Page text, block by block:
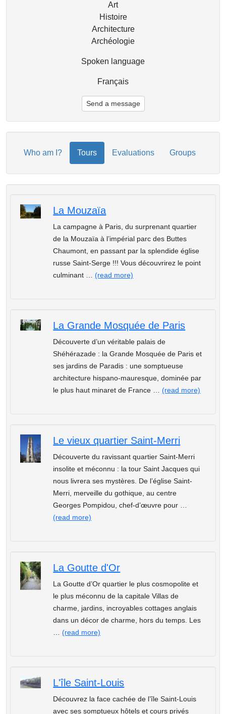
Art
Histoire
Architecture
Archéologie
Spoken language
Français
Send a message
Who am I? Tours Evaluations Groups
La Mouzaïa
La campagne à Paris, du surprenant quartier
de la Mouzaïa à l’impérial parc des Buttes
Chaumont, en passant par la splendide église
russe Saint-Serge !!! Vous découvrirez le point
culminant …(read more)
La Grande Mosquée de Paris
Découverte d’un véritable palais de
Shéhérazade : la Grande Mosquée de Paris et
ses jardins de Paradis : une somptueuse
architecture hispano-mauresque, dominée par
le plus haut minaret de France …(read more)
Le vieux quartier Saint-Merri
Découverte du ravissant quartier Saint-Merri
insolite et méconnu : la tour Saint Jacques qui
nous livrera ses mystères. De l’église Saint-
Merri, merveille du gothique, au centre
Georges Pompidou, chef-d’œuvre pour …
(read more)
La Goutte d'Or
La Goutte d’Or quartier le plus cosmopolite et
le plus méconnu de la capitale Villas de
charme, jardins, incroyables cottages anglais
dans un décor de charme, hors du temps. Les
…(read more)
L'île Saint-Louis
Découvrez la face cachée de l’île Saint-Louis
avec ses somptueux hôtels et cours privés